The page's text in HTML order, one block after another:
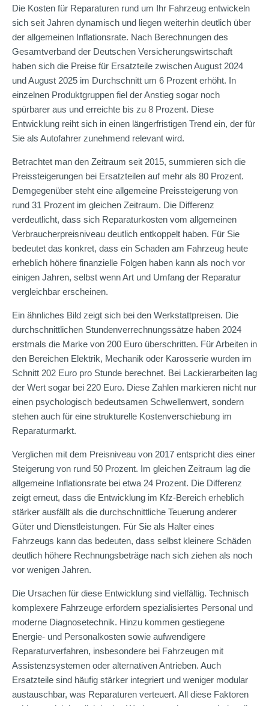
Die Kosten für Reparaturen rund um Ihr Fahrzeug entwickeln
sich seit Jahren dynamisch und liegen weiterhin deutlich über
der allgemeinen Inflationsrate. Nach Berechnungen des
Gesamtverband der Deutschen Versicherungswirtschaft
haben sich die Preise für Ersatzteile zwischen August 2024
und August 2025 im Durchschnitt um 6 Prozent erhöht. In
einzelnen Produktgruppen fiel der Anstieg sogar noch
spürbarer aus und erreichte bis zu 8 Prozent. Diese
Entwicklung reiht sich in einen längerfristigen Trend ein, der für
Sie als Autofahrer zunehmend relevant wird.
Betrachtet man den Zeitraum seit 2015, summieren sich die
Preissteigerungen bei Ersatzteilen auf mehr als 80 Prozent.
Demgegenüber steht eine allgemeine Preissteigerung von
rund 31 Prozent im gleichen Zeitraum. Die Differenz
verdeutlicht, dass sich Reparaturkosten vom allgemeinen
Verbraucherpreisniveau deutlich entkoppelt haben. Für Sie
bedeutet das konkret, dass ein Schaden am Fahrzeug heute
erheblich höhere finanzielle Folgen haben kann als noch vor
einigen Jahren, selbst wenn Art und Umfang der Reparatur
vergleichbar erscheinen.
Ein ähnliches Bild zeigt sich bei den Werkstattpreisen. Die
durchschnittlichen Stundenverrechnungssätze haben 2024
erstmals die Marke von 200 Euro überschritten. Für Arbeiten in
den Bereichen Elektrik, Mechanik oder Karosserie wurden im
Schnitt 202 Euro pro Stunde berechnet. Bei Lackierarbeiten lag
der Wert sogar bei 220 Euro. Diese Zahlen markieren nicht nur
einen psychologisch bedeutsamen Schwellenwert, sondern
stehen auch für eine strukturelle Kostenverschiebung im
Reparaturmarkt.
Verglichen mit dem Preisniveau von 2017 entspricht dies einer
Steigerung von rund 50 Prozent. Im gleichen Zeitraum lag die
allgemeine Inflationsrate bei etwa 24 Prozent. Die Differenz
zeigt erneut, dass die Entwicklung im Kfz-Bereich erheblich
stärker ausfällt als die durchschnittliche Teuerung anderer
Güter und Dienstleistungen. Für Sie als Halter eines
Fahrzeugs kann das bedeuten, dass selbst kleinere Schäden
deutlich höhere Rechnungsbeträge nach sich ziehen als noch
vor wenigen Jahren.
Die Ursachen für diese Entwicklung sind vielfältig. Technisch
komplexere Fahrzeuge erfordern spezialisiertes Personal und
moderne Diagnosetechnik. Hinzu kommen gestiegene
Energie- und Personalkosten sowie aufwendigere
Reparaturverfahren, insbesondere bei Fahrzeugen mit
Assistenzsystemen oder alternativen Antrieben. Auch
Ersatzteile sind häufig stärker integriert und weniger modular
austauschbar, was Reparaturen verteuert. All diese Faktoren